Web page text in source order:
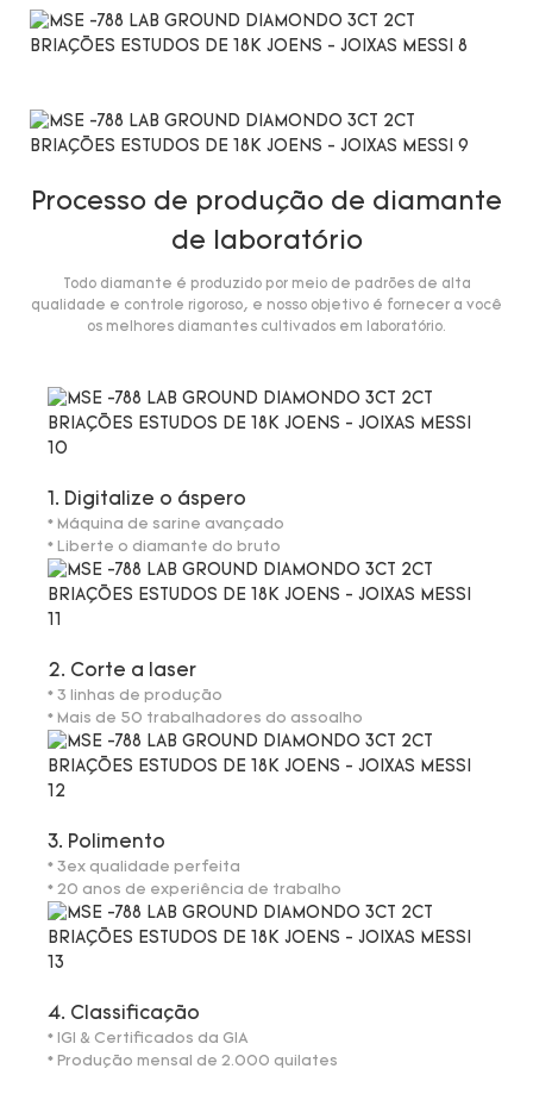
Processo de produção de diamante
de laboratório
Todo diamante é produzido por meio de padrões de alta
qualidade e controle rigoroso, e nosso objetivo é fornecer a você
os melhores diamantes cultivados em laboratório.
1. Digitalize o áspero
* Máquina de sarine avançado
* Liberte o diamante do bruto
2. Corte a laser
* 3 linhas de produção
* Mais de 50 trabalhadores do assoalho
3. Polimento
* 3ex qualidade perfeita
* 20 anos de experiência de trabalho
4. Classificação
* IGI & Certificados da GIA
* Produção mensal de 2.000 quilates